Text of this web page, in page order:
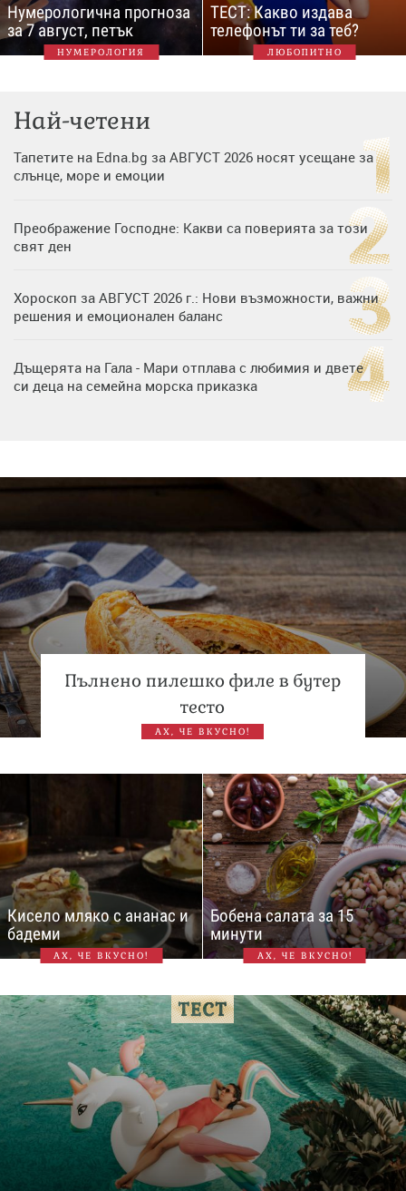
Нумерологична прогноза
за 7 август, петък
НУМЕРОЛОГИЯ
ТЕСТ: Какво издава
телефонът ти за теб?
ЛЮБОПИТНО
Най-четени
Тапетите на Edna.bg за АВГУСТ 2026 носят усещане за
слънце, море и емоции
Преображение Господне: Какви са поверията за този
свят ден
Хороскоп за АВГУСТ 2026 г.: Нови възможности, важни
решения и емоционален баланс
Дъщерята на Гала - Мари отплава с любимия и двете
си деца на семейна морска приказка
Пълнено пилешко филе в бутер
тесто
АХ, ЧЕ ВКУСНО!
Кисело мляко с ананас и
бадеми
АХ, ЧЕ ВКУСНО!
Бобена салата за 15
минути
АХ, ЧЕ ВКУСНО!